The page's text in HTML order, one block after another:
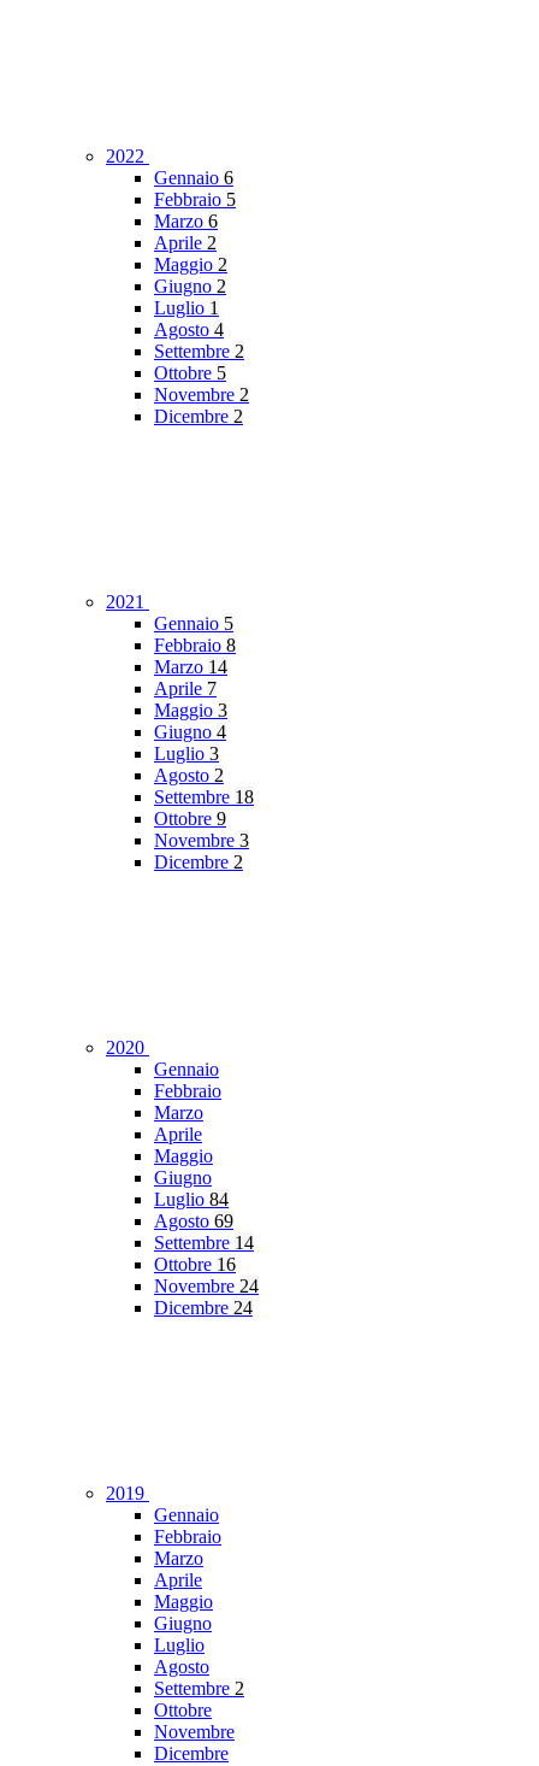
2022
Gennaio 6
Febbraio 5
Marzo 6
Aprile 2
Maggio 2
Giugno 2
Luglio 1
Agosto 4
Settembre 2
Ottobre 5
Novembre 2
Dicembre 2
2021
Gennaio 5
Febbraio 8
Marzo 14
Aprile 7
Maggio 3
Giugno 4
Luglio 3
Agosto 2
Settembre 18
Ottobre 9
Novembre 3
Dicembre 2
2020
Gennaio
Febbraio
Marzo
Aprile
Maggio
Giugno
Luglio 84
Agosto 69
Settembre 14
Ottobre 16
Novembre 24
Dicembre 24
2019
Gennaio
Febbraio
Marzo
Aprile
Maggio
Giugno
Luglio
Agosto
Settembre 2
Ottobre
Novembre
Dicembre